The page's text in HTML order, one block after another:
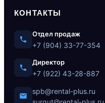
КОНТАКТЫ
Отдел продаж
+7 (904) 33-77-354
Директор
+7 (922) 43-28-887
spb@rental-plus.ru